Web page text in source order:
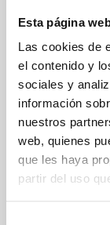
Esta página
Las cookies de
el contenido y
sociales y
información
nuestros
web, quienes
que les haya
partir del uso